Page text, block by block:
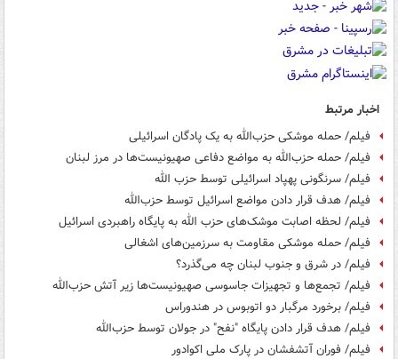
اخبار مرتبط
فیلم/ حمله موشکی حزب‌الله به یک پادگان اسرائیلی
فیلم/ حمله حزب‌الله به مواضع دفاعی صهیونیست‌ها در مرز لبنان
فیلم/ سرنگونی پهپاد اسرائیلی توسط حزب الله
فیلم/ هدف قرار دادن مواضع اسرائیل توسط حزب‌الله
فیلم/ لحظه اصابت موشک‌های حزب الله به پایگاه راهبردی اسرائیل
فیلم/ حمله موشکی مقاومت به سرزمین‌های اشغالی
فیلم/ در شرق و جنوب لبنان چه می‌گذرد؟
فیلم/ تجمع‌ها و تجهیزات جاسوسی صهیونیست‌ها زیر آتش حزب‌الله
فیلم/ برخورد مرگبار دو اتوبوس در هندوراس
فیلم/ هدف قرار دادن پایگاه "نفح" در جولان توسط حزب‌الله
فیلم/ فوران آتشفشان در پارک ملی اکوادور